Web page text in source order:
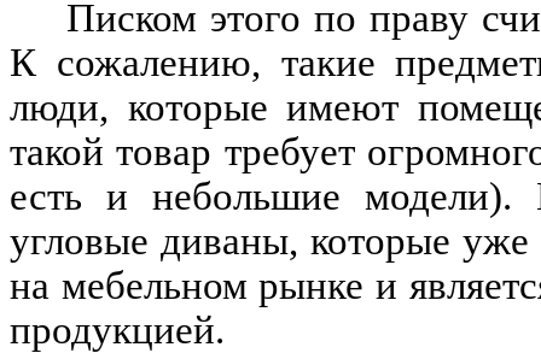
Писком этого по праву
К сожалению, такие
люди, которые имеют
такой товар требует
есть и небольшие
угловые диваны, которые уже
на мебельном рынке и
продукцией.